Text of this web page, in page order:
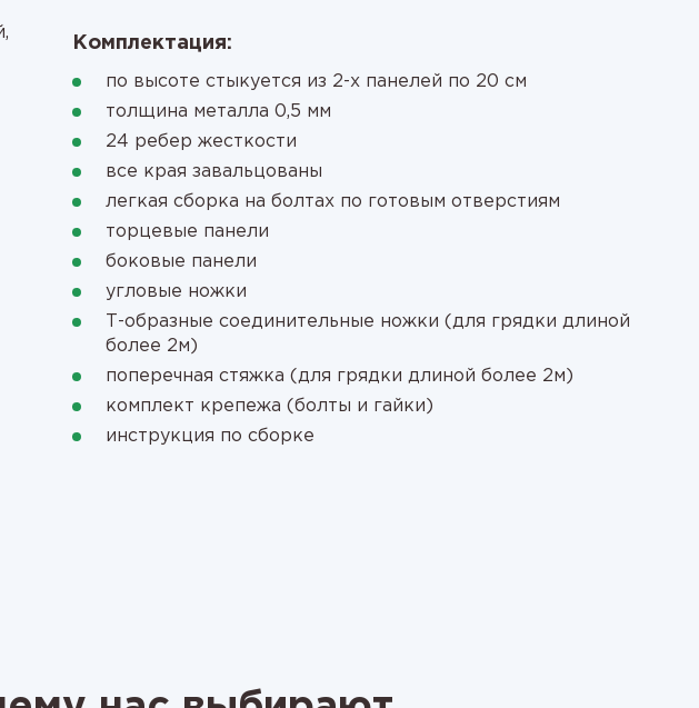
Комплектация:
по высоте стыкуется из 2-х панелей по 20 см
толщина металла 0,5 мм
24 ребер жесткости
все края завальцованы
легкая сборка на болтах по готовым отверстиям
торцевые панели
боковые панели
угловые ножки
Т-образные соединительные ножки (для грядки длиной
более 2м)
поперечная стяжка (для грядки длиной более 2м)
комплект крепежа (болты и гайки)
инструкция по сборке